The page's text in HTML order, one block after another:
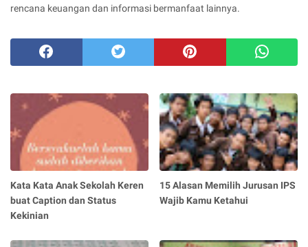
rencana keuangan dan informasi bermanfaat lainnya.
Kata Kata Anak Sekolah Keren
buat Caption dan Status
Kekinian
15 Alasan Memilih Jurusan IPS
Wajib Kamu Ketahui